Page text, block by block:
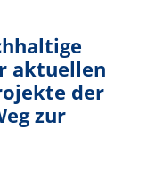
aktuellen
der
zur